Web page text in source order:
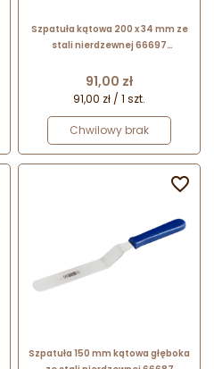
Szpatuła kątowa 200 x 34 mm ze
stali nierdzewnej 66697
Cena
91,00 zł
91,00 zł / 1 szt.
Chwilowy brak
Szpatuła 150 mm kątowa głęboka
